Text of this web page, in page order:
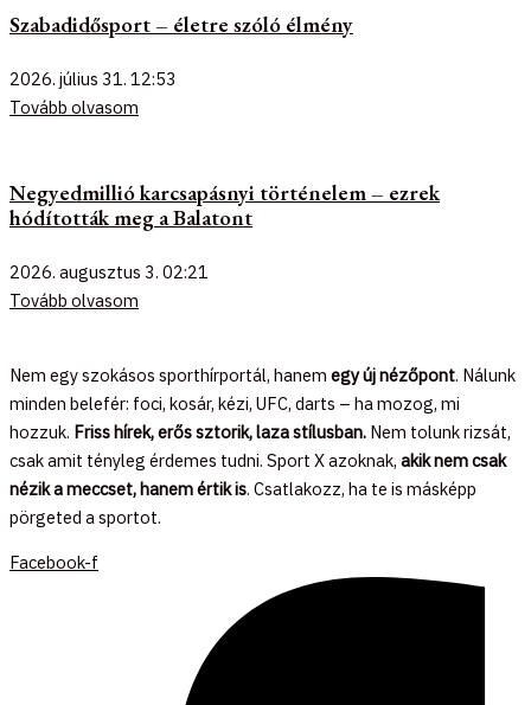
Szabadidősport – életre szóló élmény
2026. július 31. 12:53
Tovább olvasom
Negyedmillió karcsapásnyi történelem – ezrek
hódították meg a Balatont
2026. augusztus 3. 02:21
Tovább olvasom
Nem egy szokásos sporthírportál, hanem egy új nézőpont. Nálunk
minden belefér: foci, kosár, kézi, UFC, darts – ha mozog, mi
hozzuk. Friss hírek, erős sztorik, laza stílusban. Nem tolunk rizsát,
csak amit tényleg érdemes tudni. Sport X azoknak, akik nem csak
nézik a meccset, hanem értik is. Csatlakozz, ha te is másképp
pörgeted a sportot.
Facebook-f